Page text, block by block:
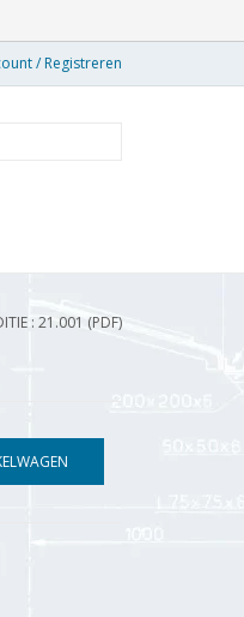
/ Registreren
: 21.001 (PDF)